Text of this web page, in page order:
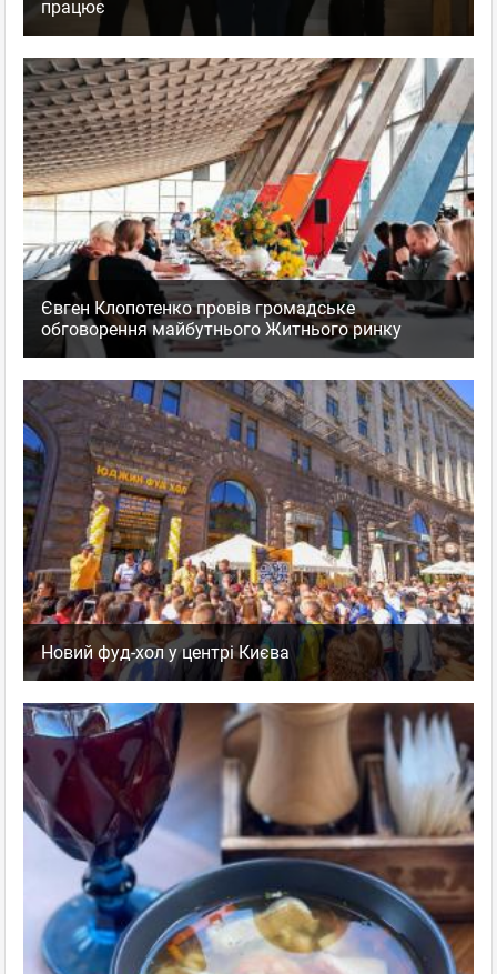
працює
Євген Клопотенко провів громадське
обговорення майбутнього Житнього ринку
Новий фуд-хол у центрі Києва